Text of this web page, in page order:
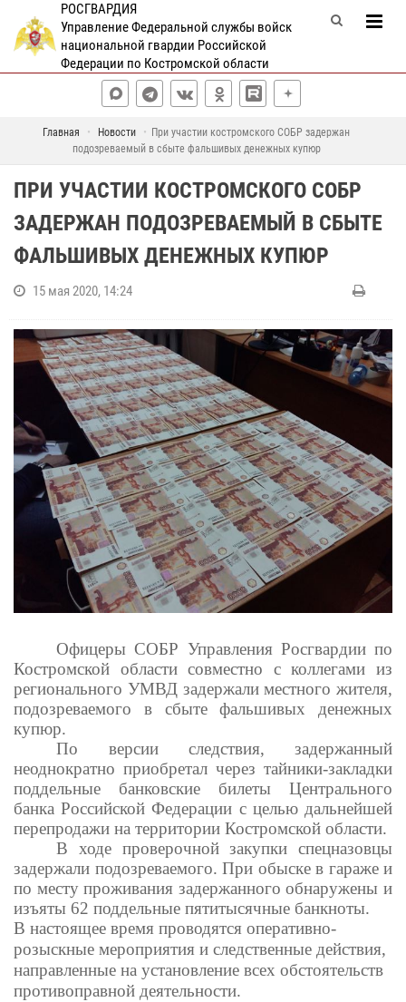
РОСГВАРДИЯ
Управление Федеральной службы войск
национальной гвардии Российской
Федерации по Костромской области
Главная Новости
При участии костромского СОБР задержан
подозреваемый в сбыте фальшивых денежных купюр
ПРИ УЧАСТИИ КОСТРОМСКОГО СОБР
ЗАДЕРЖАН ПОДОЗРЕВАЕМЫЙ В СБЫТЕ
ФАЛЬШИВЫХ ДЕНЕЖНЫХ КУПЮР
15 мая 2020, 14:24
Офицеры СОБР Управления Росгвардии по
Костромской области совместно с коллегами из
регионального УМВД задержали местного жителя,
подозреваемого в сбыте фальшивых денежных
купюр.
По версии следствия, задержанный
неоднократно приобретал через тайники-закладки
поддельные банковские билеты Центрального
банка Российской Федерации с целью дальнейшей
перепродажи на территории Костромской области.
В ходе проверочной закупки спецназовцы
задержали подозреваемого. При обыске в гараже и
по месту проживания задержанного обнаружены и
изъяты 62 поддельные пятитысячные банкноты.
В настоящее время проводятся оперативно-
розыскные мероприятия и следственные действия,
направленные на установление всех обстоятельств
противоправной деятельности.